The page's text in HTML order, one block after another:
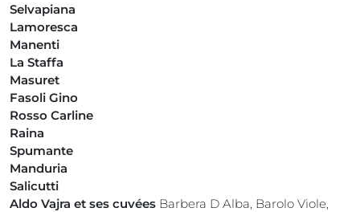
Selvapiana
Lamoresca
Manenti
La Staffa
Masuret
Fasoli Gino
Rosso Carline
Raina
Spumante
Manduria
Salicutti
Aldo Vajra et ses cuvées Barbera D Alba, Barolo Viole,